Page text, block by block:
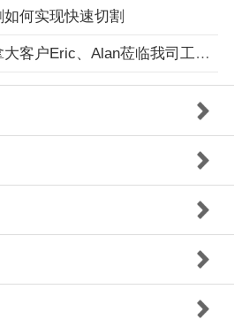
何实现快速切割
户Eric、Alan莅临我司工厂回访考察